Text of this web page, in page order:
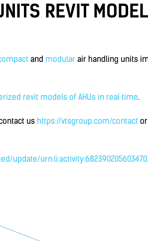
REVIT
and modular air handling units
revit models of AHUs in real time.
us https://vtsgroup.com/contact
update/